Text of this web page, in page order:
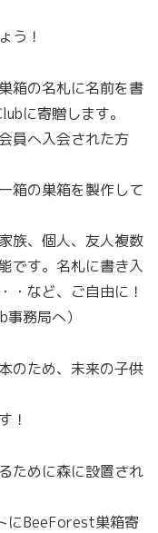
う！
箱の名札に名前を書
に寄贈します。
員へ入会された方
箱の巣箱を製作して
族、個人、友人複数
です。名札に書き入
・など、ご自由に！
務局へ）
のため、未来の子供
！
ために森に設置され
にBeeForest巣箱寄